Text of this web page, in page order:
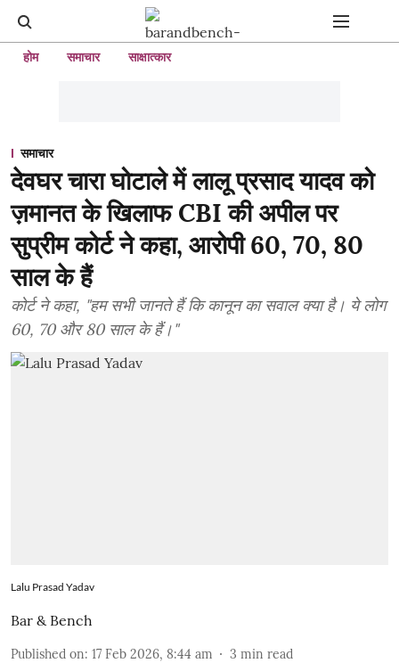
होम समाचार साक्षात्कार
समाचार
देवघर चारा घोटाले में लालू प्रसाद यादव को
ज़मानत के खिलाफ CBI की अपील पर
सुप्रीम कोर्ट ने कहा, आरोपी 60, 70, 80
साल के हैं
कोर्ट ने कहा, "हम सभी जानते हैं कि कानून का सवाल क्या है। ये लोग
60, 70 और 80 साल के हैं।"
Lalu Prasad Yadav
Bar & Bench
Published on: 17 Feb 2026, 8:44 am 3 min read